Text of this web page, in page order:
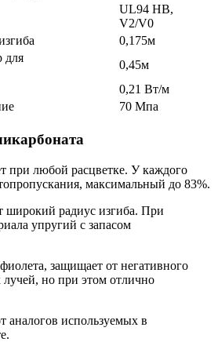
UL94 HB,
V2/V0
0,175м
для
0,45м
0,21 Вт/м
70 Мпа
при любой расцветке. У каждого
максимальный до 83%.
широкий радиус изгиба. При
упругий с запасом
защищает от негативного
лучей, но при этом отлично
аналогов используемых в